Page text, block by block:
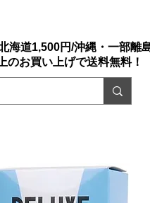
海道1,500円/沖縄・一部離
のお買い上げで送料無料！